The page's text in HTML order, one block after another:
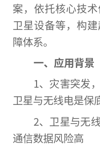
案，依托核心技
卫星设备等，构
障体系。
一、应用背景
1、灾害突发
卫星与无线电是保
2、卫星与无
通信数据风险高